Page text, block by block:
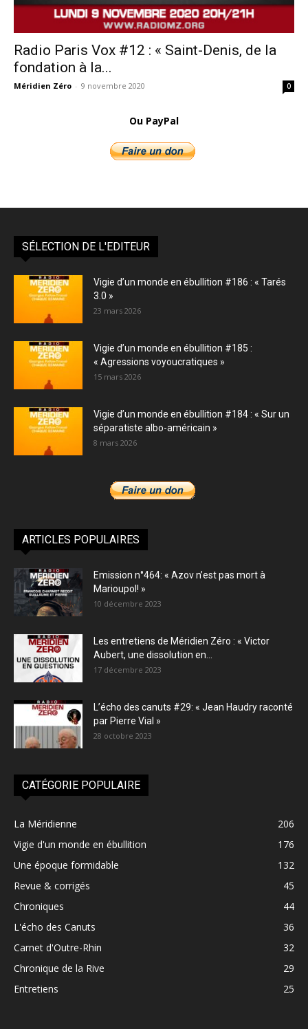
Radio Paris Vox #12 : « Saint-Denis, de la
fondation à la...
Méridien Zéro - 9 novembre 2020 0
Ou PayPal
SÉLECTION DE L'EDITEUR
Vigie d’un monde en ébullition #186 : « Tarés
3.0 »
23 mars 2026
Vigie d’un monde en ébullition #185 :
« Agressions voyoucratiques »
15 mars 2026
Vigie d’un monde en ébullition #184 : « Sur un
séparatiste albo-américain »
8 mars 2026
ARTICLES POPULAIRES
Emission n°464: « Azov n’est pas mort à
Marioupol! »
10 décembre 2023
Les entretiens de Méridien Zéro : « Victor
Aubert, une dissolution en...
17 décembre 2023
L’écho des canuts #29: « Jean Haudry raconté
par Pierre Vial »
28 octobre 2023
CATÉGORIE POPULAIRE
La Méridienne
206
Vigie d'un monde en ébullition
176
Une époque formidable
132
Revue & corrigés
45
Chroniques
44
L'écho des Canuts
36
Carnet d'Outre-Rhin
32
Chronique de la Rive
29
Entretiens
25